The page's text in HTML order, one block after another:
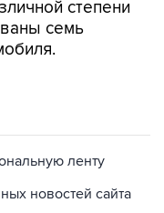
степени
семь
ленту
новостей сайта